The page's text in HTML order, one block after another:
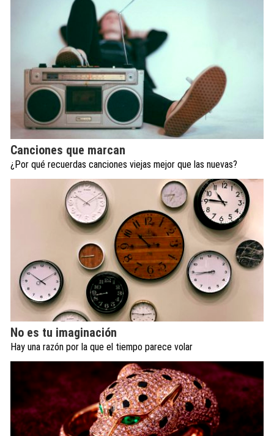
Canciones que marcan
¿Por qué recuerdas canciones viejas mejor que las nuevas?
No es tu imaginación
Hay una razón por la que el tiempo parece volar